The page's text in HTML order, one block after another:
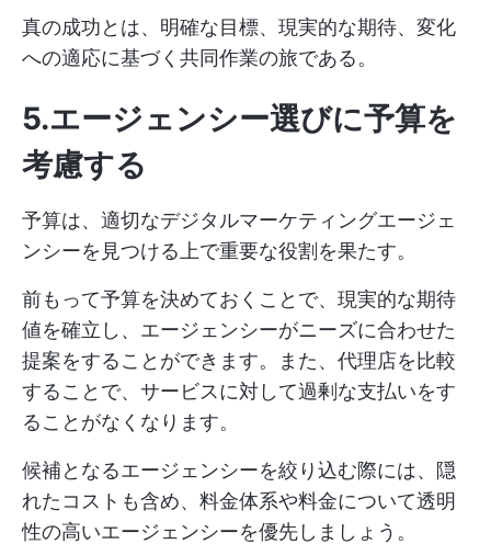
真の成功とは、明確な目標、現実的な期待、変化
への適応に基づく共同作業の旅である。
5.エージェンシー選びに予算を
考慮する
予算は、適切なデジタルマーケティングエージェ
ンシーを見つける上で重要な役割を果たす。
前もって予算を決めておくことで、現実的な期待
値を確立し、エージェンシーがニーズに合わせた
提案をすることができます。また、代理店を比較
することで、サービスに対して過剰な支払いをす
ることがなくなります。
候補となるエージェンシーを絞り込む際には、隠
れたコストも含め、料金体系や料金について透明
性の高いエージェンシーを優先しましょう。